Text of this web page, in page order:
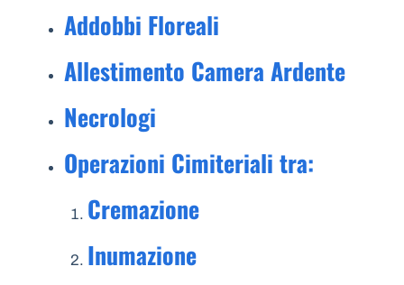
Addobbi Floreali
Allestimento Camera Ardente
Necrologi
Operazioni Cimiteriali tra:
Cremazione
Inumazione